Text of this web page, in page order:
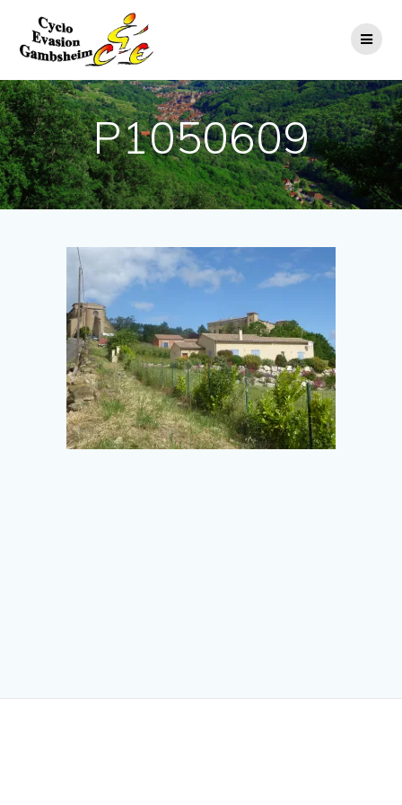
P1050609